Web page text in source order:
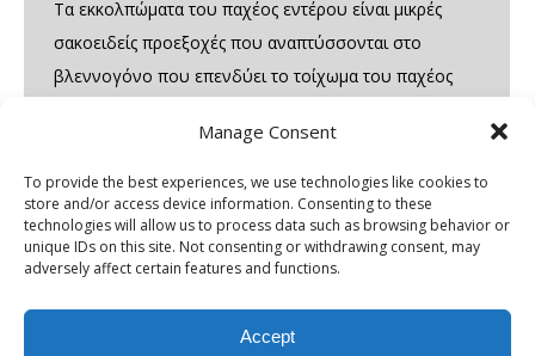
Manage Consent
To provide the best experiences, we use technologies like cookies to
store and/or access device information. Consenting to these
technologies will allow us to process data such as browsing behavior or
unique IDs on this site. Not consenting or withdrawing consent, may
adversely affect certain features and functions.
Accept
Τα εκκολπώματα του παχέος εντέρου είναι μικρές
σακοειδείς προεξοχές που αναπτύσσονται στο
βλεννογόνο που επενδύει το τοίχωμα του παχέος
σχηματισμός εκκολπωμάτων, κατάσταση γνωστή ως
εκκολπωμάτωση, εκδηλώνεται συχνά σε άτομα
προχωρημένης ηλικίας, ωστόσο δεν υφίσταται
κάποιος συγκεκριμένος ηλικιακός περιορισμός. Η
ακριβής αιτία της ανάπτυξης εκκολπωμάτων παραμένει
πολυπαραγοντική. Αν και…